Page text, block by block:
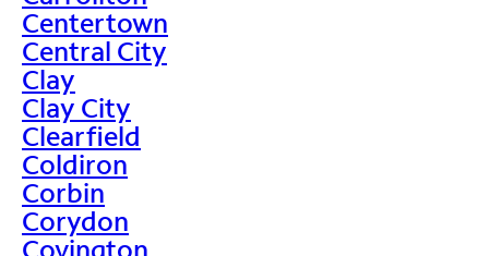
Centertown
Central City
Clay
Clay City
Clearfield
Coldiron
Corbin
Corydon
Covington